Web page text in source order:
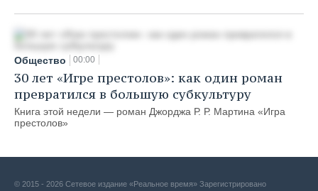
Общество 00:00
30 лет «Игре престолов»: как один роман
превратился в большую субкультуру
Книга этой недели — роман Джорджа Р. Р. Мартина «Игра
престолов»
© 2015 - 2026 Сетевое издание «Реальное время» Зарегистрировано